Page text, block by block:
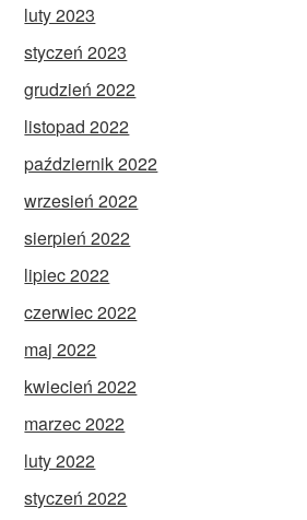
luty 2023
styczeń 2023
grudzień 2022
listopad 2022
październik 2022
wrzesień 2022
sierpień 2022
lipiec 2022
czerwiec 2022
maj 2022
kwiecień 2022
marzec 2022
luty 2022
styczeń 2022